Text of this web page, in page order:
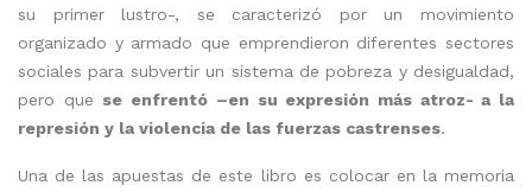
su primer lustro-, se caracterizó por un movimiento
organizado y armado que emprendieron diferentes sectores
sociales para subvertir un sistema de pobreza y desigualdad,
pero que se enfrentó –en su expresión más atroz- a la
represión y la violencia de las fuerzas castrenses.
Una de las apuestas de este libro es colocar en la memoria